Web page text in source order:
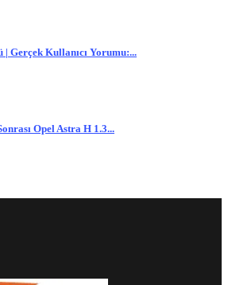
| Gerçek Kullanıcı Yorumu:...
Opel Astra H 1.3...